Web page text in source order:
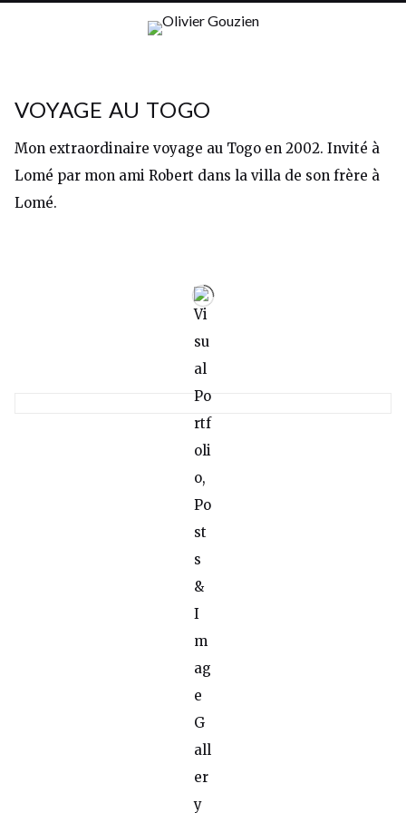
VOYAGE AU TOGO
Mon extraordinaire voyage au Togo en 2002. Invité à
Lomé par mon ami Robert dans la villa de son frère à
Lomé.